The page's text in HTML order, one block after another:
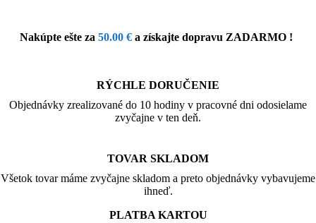
Nakúpte ešte za 50.00 € a získajte dopravu ZADARMO !
RÝCHLE DORUČENIE
Objednávky zrealizované do 10 hodiny v pracovné dni odosielame
zvyčajne v ten deň.
TOVAR SKLADOM
Všetok tovar máme zvyčajne skladom a preto objednávky vybavujeme
ihneď.
PLATBA KARTOU